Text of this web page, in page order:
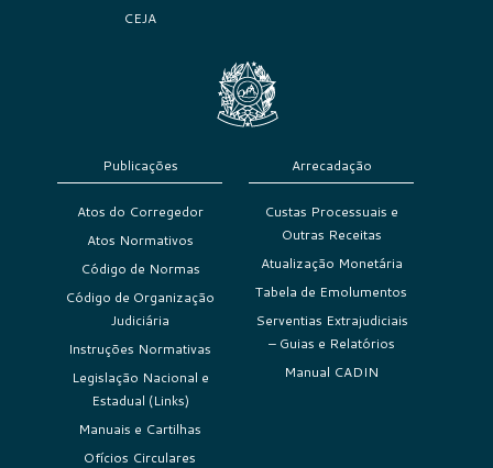
CEJA
Publicações
Atos do Corregedor
Atos Normativos
Código de Normas
Código de Organização
Judiciária
Instruções Normativas
Legislação Nacional e
Estadual (Links)
Manuais e Cartilhas
Ofícios Circulares
Arrecadação
Custas Processuais e
Outras Receitas
Atualização Monetária
Tabela de Emolumentos
Serventias Extrajudiciais
– Guias e Relatórios
Manual CADIN